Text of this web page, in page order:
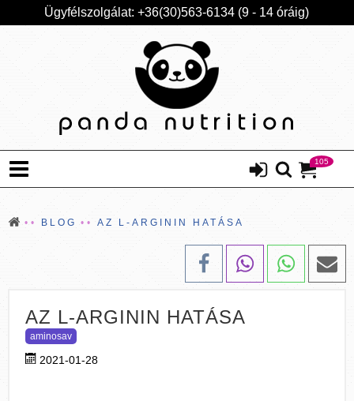
Ügyfélszolgálat: +36(30)563-6134 (9 - 14 óráig)
105
BLOG AZ L-ARGININ HATÁSA
AZ L-ARGININ HATÁSA
aminosav
2021-01-28